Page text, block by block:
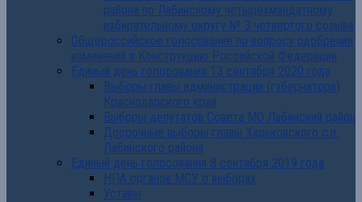
района по Лабинскому четырехмандатному
избирательному округу № 3 четвертого созыва
Общероссийское голосование по вопросу одобрения
изменений в Конструкцию Российской Федерации
Единый день голосования 13 сентября 2020 года
Выборы главы администрации (губернатора)
Краснодарского края
Выборы депутатов Совета МО Лабинский район
Досрочные выборы главы Харьковского с.п.
Лабинского района
Единый день голосования 8 сентября 2019 года
НПА органов МСУ о выборах
Уставы